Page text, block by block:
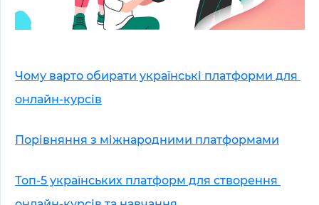
Чому варто обирати українські платформи для
онлайн-курсів
Порівняння з міжнародними платформами
Топ-5 українських платформ для створення